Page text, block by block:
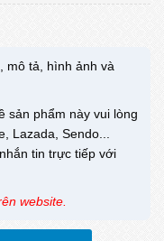
mô tả, hình ảnh và
sản phẩm này vui lòng
Lazada, Sendo...
tin trực tiếp với
website.